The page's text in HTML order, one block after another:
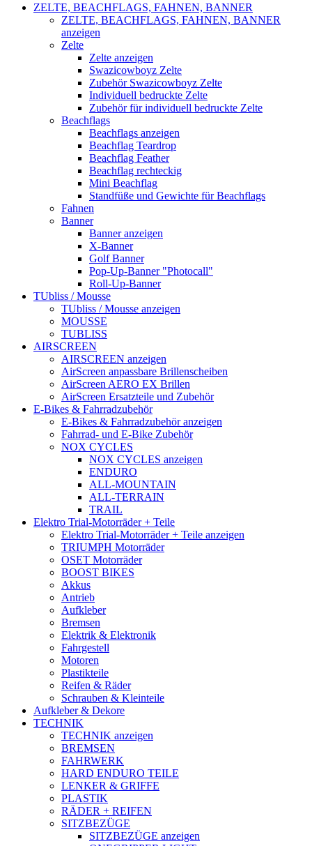
ZELTE, BEACHFLAGS, FAHNEN, BANNER
ZELTE, BEACHFLAGS, FAHNEN, BANNER
anzeigen
Zelte
Zelte anzeigen
Swazicowboyz Zelte
Zubehör Swazicowboyz Zelte
Individuell bedruckte Zelte
Zubehör für individuell bedruckte Zelte
Beachflags
Beachflags anzeigen
Beachflag Teardrop
Beachflag Feather
Beachflag rechteckig
Mini Beachflag
Standfüße und Gewichte für Beachflags
Fahnen
Banner
Banner anzeigen
X-Banner
Golf Banner
Pop-Up-Banner "Photocall"
Roll-Up-Banner
TUbliss / Mousse
TUbliss / Mousse anzeigen
MOUSSE
TUBLISS
AIRSCREEN
AIRSCREEN anzeigen
AirScreen anpassbare Brillenscheiben
AirScreen AERO EX Brillen
AirScreen Ersatzteile und Zubehör
E-Bikes & Fahrradzubehör
E-Bikes & Fahrradzubehör anzeigen
Fahrrad- und E-Bike Zubehör
NOX CYCLES
NOX CYCLES anzeigen
ENDURO
ALL-MOUNTAIN
ALL-TERRAIN
TRAIL
Elektro Trial-Motorräder + Teile
Elektro Trial-Motorräder + Teile anzeigen
TRIUMPH Motorräder
OSET Motorräder
BOOST BIKES
Akkus
Antrieb
Aufkleber
Bremsen
Elektrik & Elektronik
Fahrgestell
Motoren
Plastikteile
Reifen & Räder
Schrauben & Kleinteile
Aufkleber & Dekore
TECHNIK
TECHNIK anzeigen
BREMSEN
FAHRWERK
HARD ENDURO TEILE
LENKER & GRIFFE
PLASTIK
RÄDER + REIFEN
SITZBEZÜGE
SITZBEZÜGE anzeigen